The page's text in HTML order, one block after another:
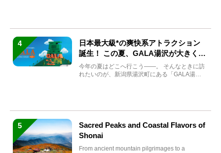
4
日本最大級*の爽快系アトラクション
誕生！ この夏、GALA湯沢が大きく生
まれ変わる
今年の夏はどこへ行こう――。 そんなときに訪
れたいのが、新潟県湯沢町にある「GALA湯
5
Sacred Peaks and Coastal Flavors of
Shonai
From ancient mountain pilgrimages to a